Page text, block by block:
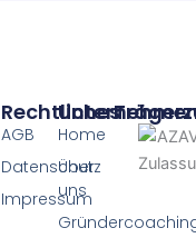
Home
Über
uns
Rechtliches
AGB
Datenschutz
Impressum